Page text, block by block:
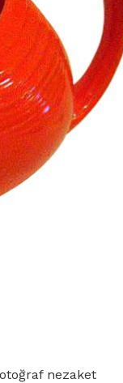
nezaket